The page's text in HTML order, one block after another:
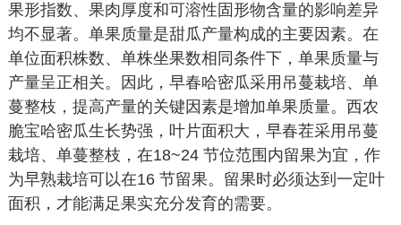
果形指数、果肉厚度和可溶性固形物含量的影响差异
均不显著。单果质量是甜瓜产量构成的主要因素。在
单位面积株数、单株坐果数相同条件下，单果质量与
产量呈正相关。因此，早春哈密瓜采用吊蔓栽培、单
蔓整枝，提高产量的关键因素是增加单果质量。西农
脆宝哈密瓜生长势强，叶片面积大，早春茬采用吊蔓
栽培、单蔓整枝，在18~24 节位范围内留果为宜，作
为早熟栽培可以在16 节留果。留果时必须达到一定叶
面积，才能满足果实充分发育的需要。